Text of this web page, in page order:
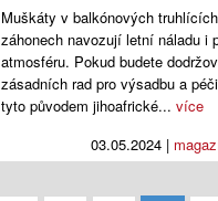
Muškáty v balkónových
záhonech navozují letní náladu i
atmosféru. Pokud budete
zásadních rad pro výsadbu a
tyto původem jihoafrické...více
03.05.2024|